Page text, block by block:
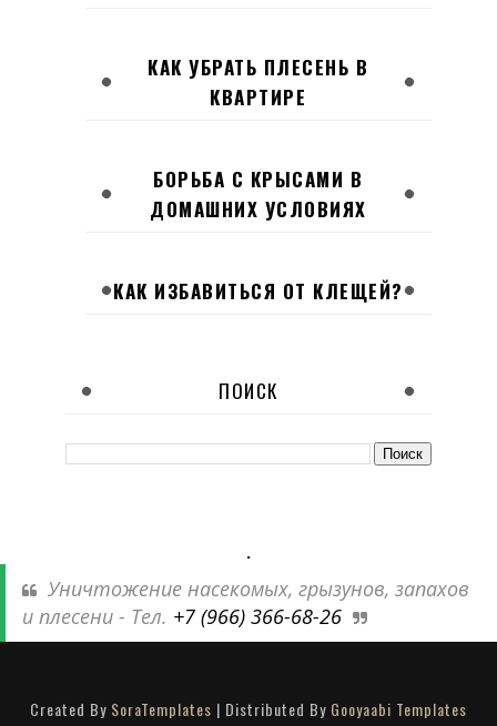
КАК УБРАТЬ ПЛЕСЕНЬ В
КВАРТИРЕ
БОРЬБА С КРЫСАМИ В
ДОМАШНИХ УСЛОВИЯХ
КАК ИЗБАВИТЬСЯ ОТ КЛЕЩЕЙ?
ПОИСК
.
Уничтожение насекомых, грызунов, запахов
и плесени - Тел. +7 (966) 366-68-26
Created By SoraTemplates | Distributed By Gooyaabi Templates